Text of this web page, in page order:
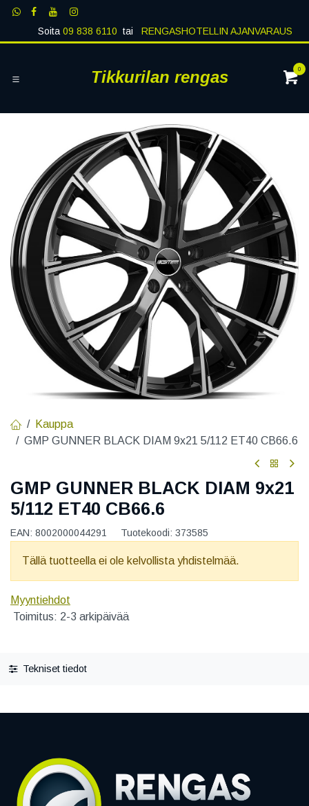
Siirry sisältöön
Soita09 838 6110 tai RENGASHOTELLIN AJANVARAUS
Tikkurilan rengas 0
Kauppa
GMP GUNNER BLACK DIAM 9x21 5/112 ET40 CB66.6
GMP GUNNER BLACK DIAM 9x21
5/112 ET40 CB66.6
EAN: 8002000044291 Tuotekoodi: 373585
Tällä tuotteella ei ole kelvollista yhdistelmää.
Myyntiehdot
Toimitus: 2-3 arkipäivää
Tekniset tiedot